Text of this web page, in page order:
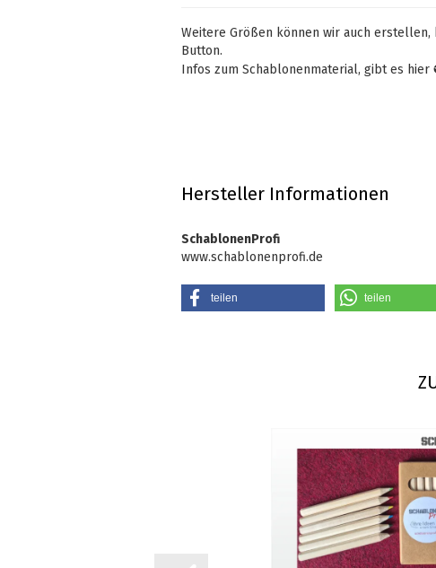
Weitere Größen können wir auch
Button.
Infos zum Schablonenmaterial, gibt es hier
Hersteller Informationen
SchablonenProfi
www.schablonenprofi.de
teilen teilen